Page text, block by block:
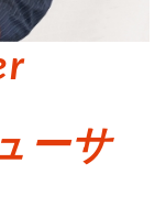
ーサ